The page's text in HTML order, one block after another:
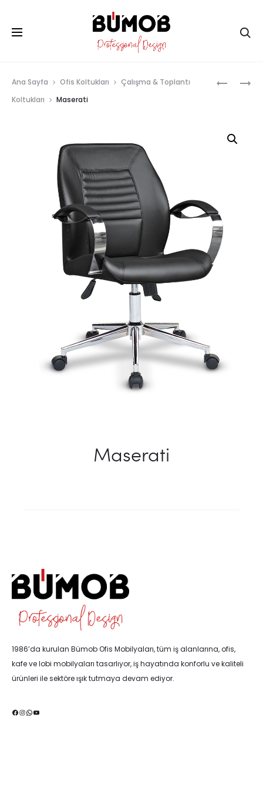
Ana Sayfa Ofis Koltukları
Çalışma & Toplantı
Koltukları
Maserati
Maserati
1986’da kurulan Bümob Ofis Mobilyaları, tüm iş alanlarına, ofis,
kafe ve lobi mobilyaları tasarlıyor, iş hayatında konforlu ve kaliteli
ürünleri ile sektöre ışık tutmaya devam ediyor.
Facebook
Instagram
WhatsApp
YouTube